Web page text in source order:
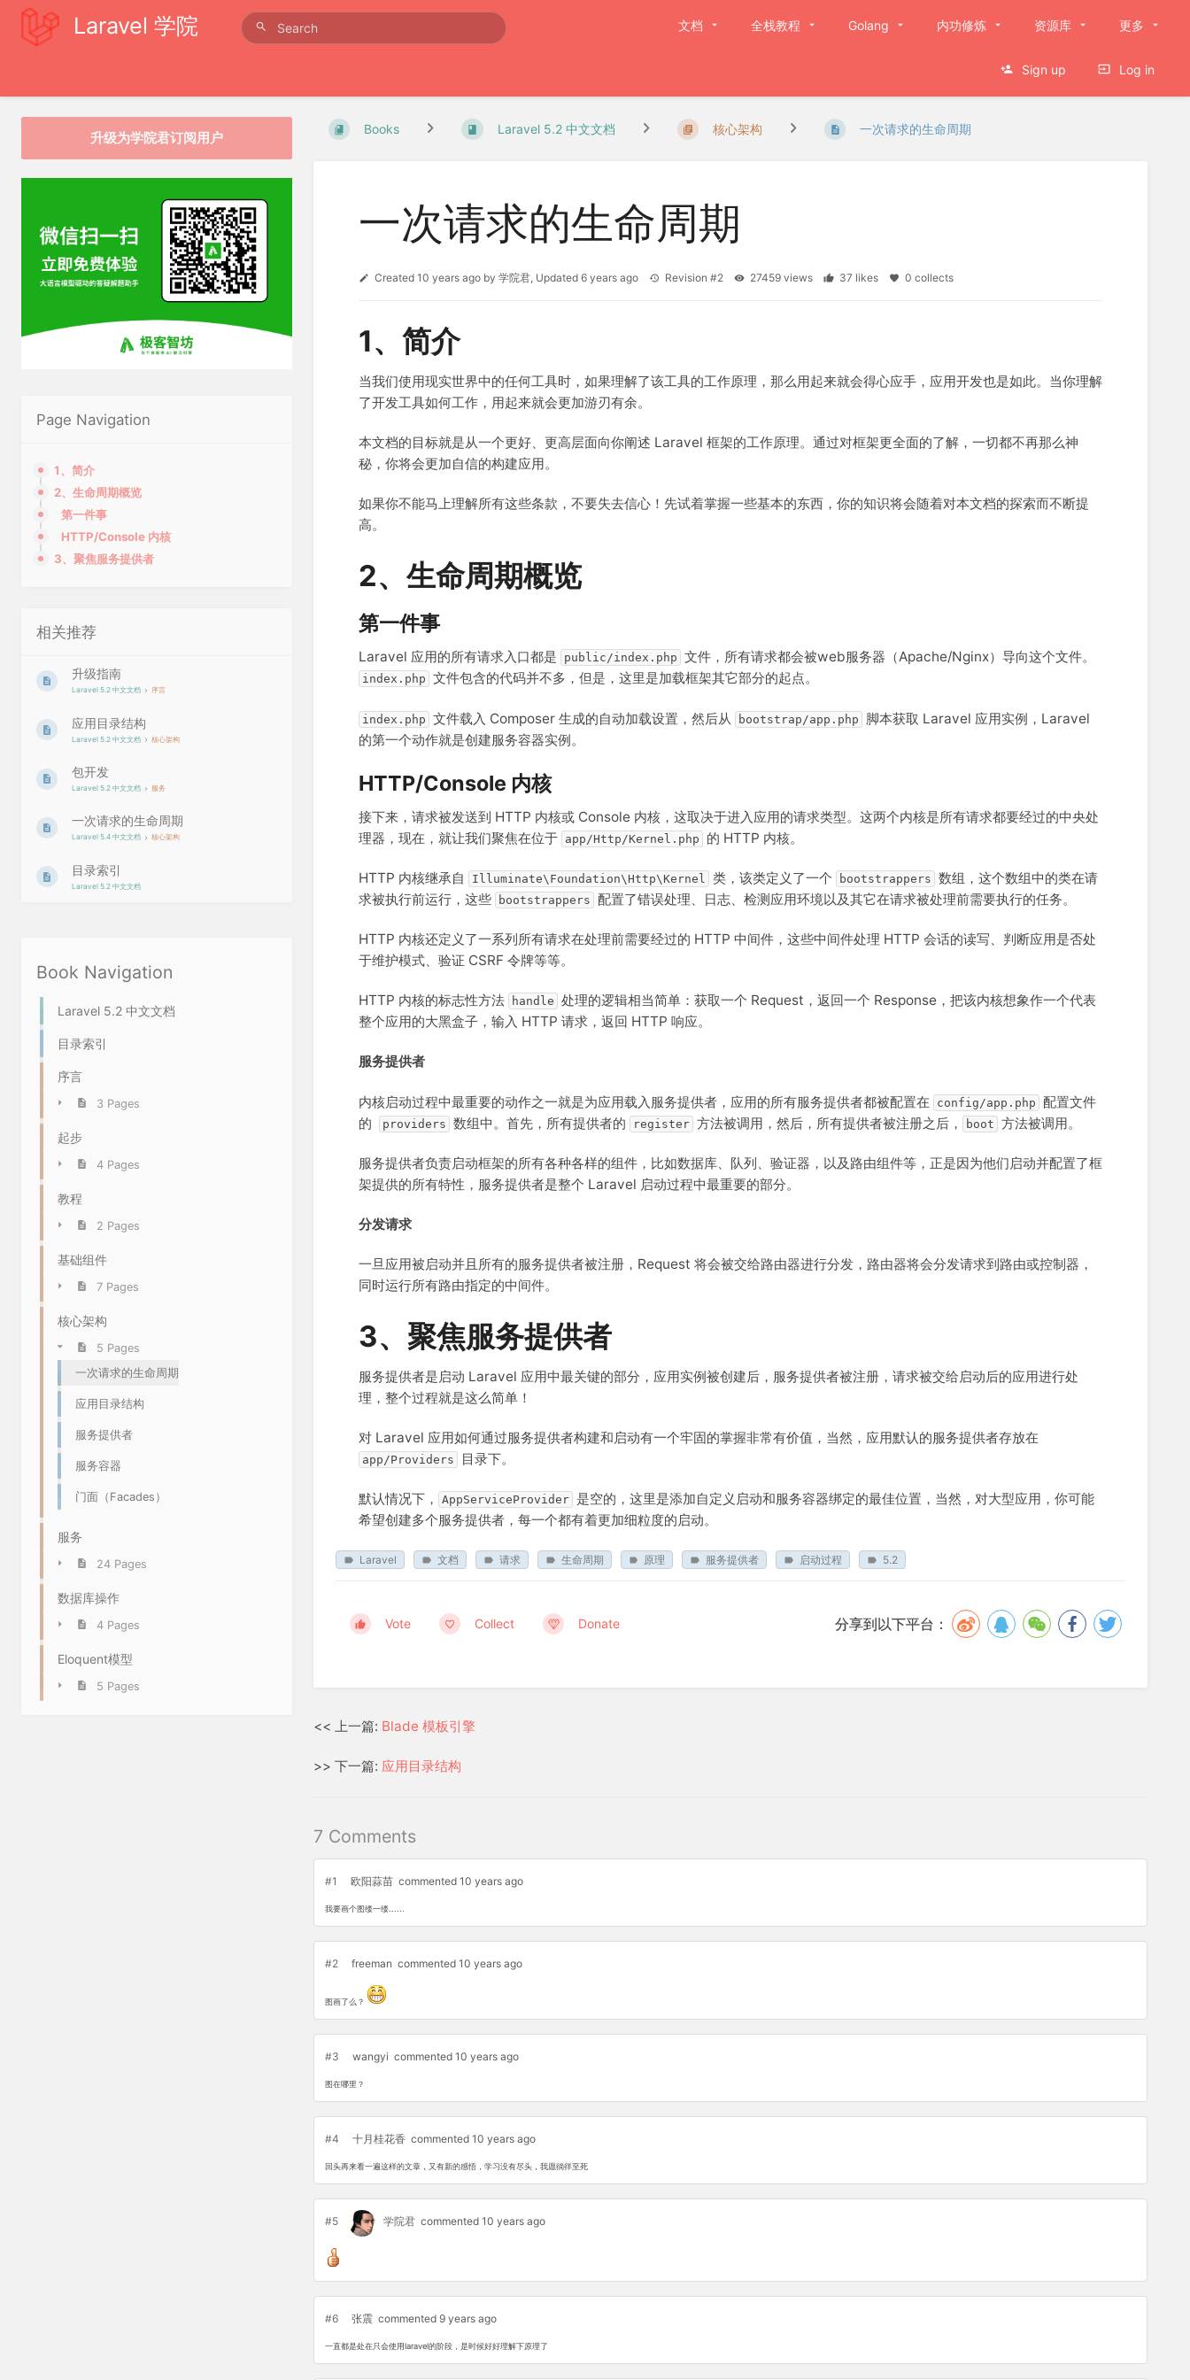
Laravel 学院 文档 全栈教程 Golang 内功修炼 资源库 更多
Sign up Log in
Book Navigation
Laravel 5.2 中文文档
目录索引
序言
3 Pages
起步
4 Pages
教程
2 Pages
基础组件
7 Pages
核心架构
5 Pages
一次请求的生命周期
应用目录结构
服务提供者
服务容器
门面（Facades）
服务
24 Pages
数据库操作
4 Pages
Eloquent模型
5 Pages
Books Laravel 5.2 中文文档 核心架构 一次请求的生命周期
一次请求的生命周期
Created 10 years ago by 学院君, Updated 6 years ago Revision #2 27459 views 37 likes 0 collects
1、简介
当我们使用现实世界中的任何工具时，如果理解了该工具的工作原理，那么用起来就会得心应手，应用开发也是如此。当你理解
了开发工具如何工作，用起来就会更加游刃有余。
本文档的目标就是从一个更好、更高层面向你阐述 Laravel 框架的工作原理。通过对框架更全面的了解，一切都不再那么神
秘，你将会更加自信的构建应用。
如果你不能马上理解所有这些条款，不要失去信心！先试着掌握一些基本的东西，你的知识将会随着对本文档的探索而不断提
高。
2、生命周期概览
第一件事
Laravel 应用的所有请求入口都是 public/index.php 文件，所有请求都会被web服务器（Apache/Nginx）导向这个文件。
index.php 文件包含的代码并不多，但是，这里是加载框架其它部分的起点。
index.php 文件载入 Composer 生成的自动加载设置，然后从 bootstrap/app.php
脚本获取 Laravel 应用实例，Laravel
的第一个动作就是创建服务容器实例。
HTTP/Console 内核
接下来，请求被发送到 HTTP 内核或 Console 内核，这取决于进入应用的请求类型。这两个内核是所有请求都要经过的中央处
理器，现在，就让我们聚焦在位于 app/Http/Kernel.php 的 HTTP 内核。
HTTP 内核继承自 Illuminate\Foundation\Http\Kernel 类，该类定义了一个 bootstrappers 数组，这个数组中的类在请
求被执行前运行，这些
bootstrappers 配置了错误处理、日志、检测应用环境以及其它在请求被处理前需要执行的任务。
HTTP 内核还定义了一系列所有请求在处理前需要经过的 HTTP 中间件，这些中间件处理 HTTP 会话的读写、判断应用是否处
于维护模式、验证 CSRF 令牌等等。
HTTP 内核的标志性方法 handle 处理的逻辑相当简单：获取一个 Request，返回一个 Response，把该内核想象作一个代表
整个应用的大黑盒子，输入 HTTP 请求，返回 HTTP 响应。
服务提供者
内核启动过程中最重要的动作之一就是为应用载入服务提供者，应用的所有服务提供者都被配置在 config/app.php 配置文件
的
providers 数组中。首先，所有提供者的 register 方法被调用，然后，所有提供者被注册之后， boot 方法被调用。
服务提供者负责启动框架的所有各种各样的组件，比如数据库、队列、验证器，以及路由组件等，正是因为他们启动并配置了框
架提供的所有特性，服务提供者是整个 Laravel 启动过程中最重要的部分。
分发请求
一旦应用被启动并且所有的服务提供者被注册，Request 将会被交给路由器进行分发，路由器将会分发请求到路由或控制器，
同时运行所有路由指定的中间件。
3、聚焦服务提供者
服务提供者是启动 Laravel 应用中最关键的部分，应用实例被创建后，服务提供者被注册，请求被交给启动后的应用进行处
理，整个过程就是这么简单！
对 Laravel 应用如何通过服务提供者构建和启动有一个牢固的掌握非常有价值，当然，应用默认的服务提供者存放在
app/Providers 目录下。
默认情况下， AppServiceProvider 是空的，这里是添加自定义启动和服务容器绑定的最佳位置，当然，对大型应用，你可能
希望创建多个服务提供者，每一个都有着更加细粒度的启动。
Laravel 文档 请求 生命周期 原理 服务提供者 启动过程 5.2
Vote Collect Donate 分享到以下平台：
<< 上一篇: Blade 模板引擎
>> 下一篇: 应用目录结构
7 Comments
#1 欧阳蒜苗 commented 10 years ago
我要画个图缕一缕......
#2 freeman commented 10 years ago
图画了么？
#3 wangyi commented 10 years ago
图在哪里？
#4 十月桂花香 commented 10 years ago
回头再来看一遍这样的文章，又有新的感悟，学习没有尽头，我愿徜徉至死
#5 学院君 commented 10 years ago
#6 张震 commented 9 years ago
一直都是处在只会使用laravel的阶段，是时候好好理解下原理了
升级为学院君订阅用户
Page Navigation
1、简介
2、生命周期概览
第一件事
HTTP/Console 内核
3、聚焦服务提供者
相关推荐
升级指南
Laravel 5.2 中文文档 序言
应用目录结构
Laravel 5.2 中文文档 核心架构
包开发
Laravel 5.2 中文文档 服务
一次请求的生命周期
Laravel 5.4 中文文档 核心架构
目录索引
Laravel 5.2 中文文档